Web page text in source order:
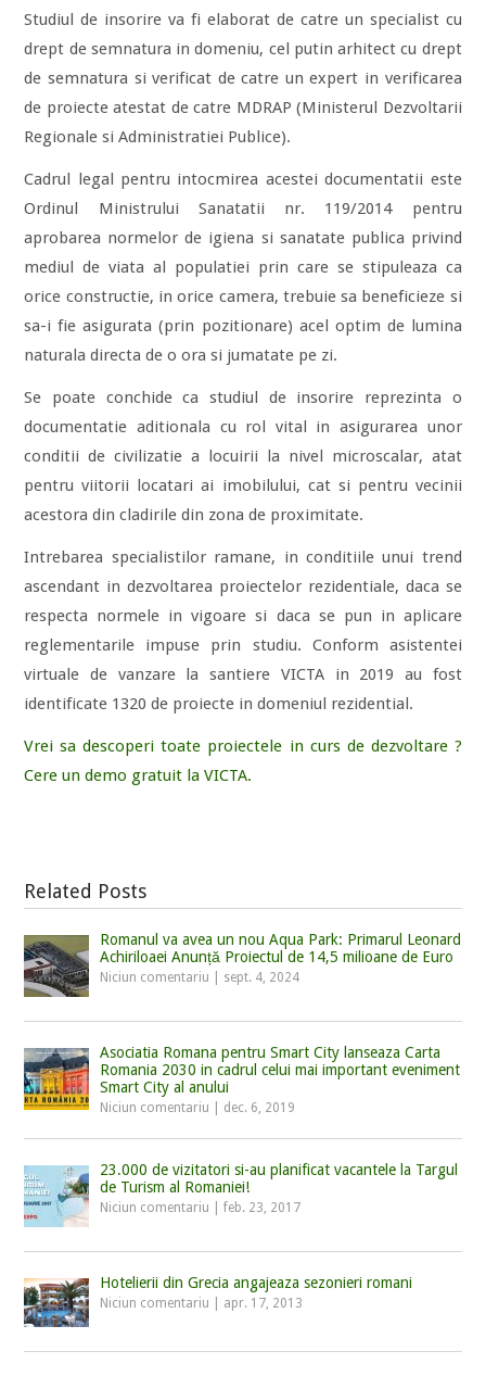
Studiul de insorire va fi elaborat de catre un specialist cu
drept de semnatura in domeniu, cel putin arhitect cu drept
de semnatura si verificat de catre un expert in verificarea
de proiecte atestat de catre MDRAP (Ministerul Dezvoltarii
Regionale si Administratiei Publice).
Cadrul legal pentru intocmirea acestei documentatii este
Ordinul Ministrului Sanatatii nr. 119/2014 pentru
aprobarea normelor de igiena si sanatate publica privind
mediul de viata al populatiei prin care se stipuleaza ca
orice constructie, in orice camera, trebuie sa beneficieze si
sa-i fie asigurata (prin pozitionare) acel optim de lumina
naturala directa de o ora si jumatate pe zi.
Se poate conchide ca studiul de insorire reprezinta o
documentatie aditionala cu rol vital in asigurarea unor
conditii de civilizatie a locuirii la nivel microscalar, atat
pentru viitorii locatari ai imobilului, cat si pentru vecinii
acestora din cladirile din zona de proximitate.
Intrebarea specialistilor ramane, in conditiile unui trend
ascendant in dezvoltarea proiectelor rezidentiale, daca se
respecta normele in vigoare si daca se pun in aplicare
reglementarile impuse prin studiu. Conform asistentei
virtuale de vanzare la santiere VICTA in 2019 au fost
identificate 1320 de proiecte in domeniul rezidential.
Vrei sa descoperi toate proiectele in curs de dezvoltare ?
Cere un demo gratuit la VICTA.
Related Posts
Romanul va avea un nou Aqua Park: Primarul Leonard
Achiriloaei Anunță Proiectul de 14,5 milioane de Euro
Niciun comentariu sept. 4, 2024
Asociatia Romana pentru Smart City lanseaza Carta
Romania 2030 in cadrul celui mai important eveniment
Smart City al anului
Niciun comentariu dec. 6, 2019
23.000 de vizitatori si-au planificat vacantele la Targul
de Turism al Romaniei!
Niciun comentariu |feb. 23, 2017
Hotelierii din Grecia angajeaza sezonieri romani
Niciun comentariu apr. 17, 2013